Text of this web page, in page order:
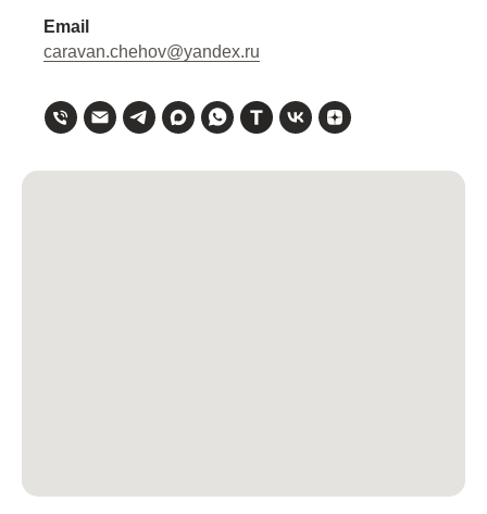
Email
caravan.chehov@yandex.ru